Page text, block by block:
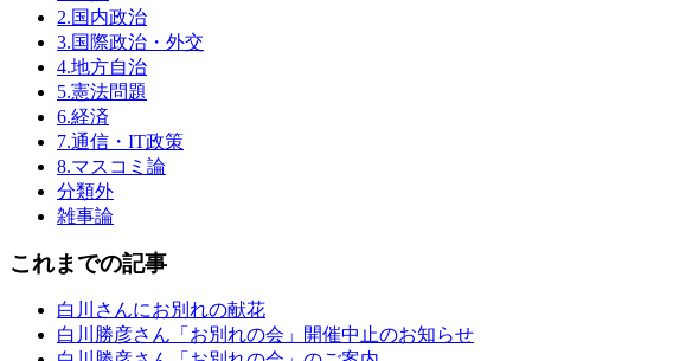
2.国内政治
3.国際政治・外交
4.地方自治
5.憲法問題
6.経済
7.通信・IT政策
8.マスコミ論
分類外
雑事論
これまでの記事
白川さんにお別れの献花
白川勝彦さん「お別れの会」開催中止のお知らせ